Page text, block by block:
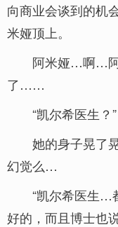
向商业会谈到的机
米娅顶上。
阿米娅…啊…
了……
“凯尔希医生？”
她的身子晃了
幻觉么…
“凯尔希医生…
好的，而且博士也